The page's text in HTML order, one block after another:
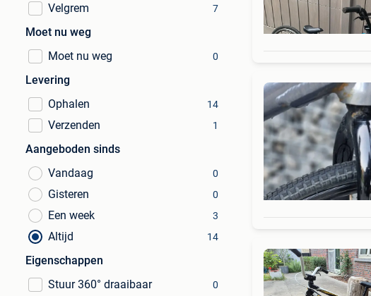
Velgrem 7
Moet nu weg
Moet nu weg
0
Levering
Ophalen
14
Verzenden 1
Aangeboden sinds
Vandaag
0
Gisteren 0
Een week 3
Altijd 14
Eigenschappen
Stuur 360° draaibaar
0